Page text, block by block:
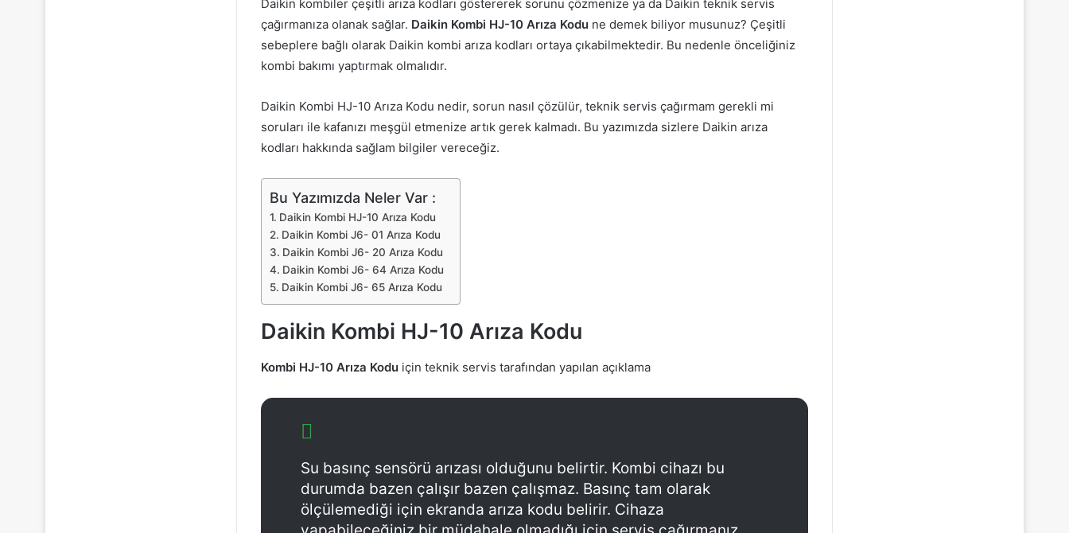
Daikin kombiler çeşitli arıza kodları göstererek sorunu çözmenize ya da Daikin teknik servis
çağırmanıza olanak sağlar. Daikin Kombi HJ-10 Arıza Kodu ne demek biliyor musunuz? Çeşitli
sebeplere bağlı olarak Daikin kombi arıza kodları ortaya çıkabilmektedir. Bu nedenle önceliğiniz
kombi bakımı yaptırmak olmalıdır.
Daikin Kombi HJ-10 Arıza Kodu nedir, sorun nasıl çözülür, teknik servis çağırmam gerekli mi
soruları ile kafanızı meşgül etmenize artık gerek kalmadı. Bu yazımızda sizlere Daikin arıza
kodları hakkında sağlam bilgiler vereceğiz.
Bu Yazımızda Neler Var :
Daikin Kombi HJ-10 Arıza Kodu
Daikin Kombi J6- 01 Arıza Kodu
Daikin Kombi J6- 20 Arıza Kodu
Daikin Kombi J6- 64 Arıza Kodu
Daikin Kombi J6- 65 Arıza Kodu
Daikin Kombi HJ-10 Arıza Kodu
Kombi HJ-10 Arıza Kodu için teknik servis tarafından yapılan açıklama
Su basınç sensörü arızası olduğunu belirtir. Kombi cihazı bu
durumda bazen çalışır bazen çalışmaz. Basınç tam olarak
ölçülemediği için ekranda arıza kodu belirir. Cihaza